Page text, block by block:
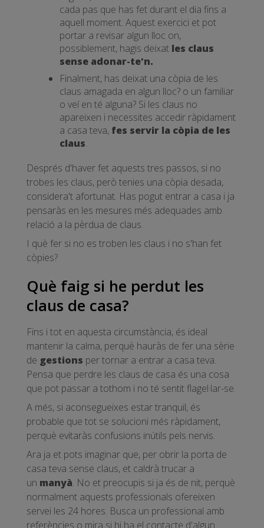
cada pas que has fet durant el dia fins a
aquell moment. Aquest exercici et pot
portar a revisar algun lloc on,
possiblement, hagis deixat les claus
sense adonar-te'n.
Finalment, has deixat una còpia de les
claus amagada en algun lloc? o un familiar
o veí en té alguna? Si les claus no
apareixen i necessites accedir ràpidament
a casa teva, fes servir la còpia de les
claus.
Després d'haver fet aquests tres passos, si no
trobes les claus, però tenies una còpia desada,
considera't afortunat. Has pogut entrar a casa i ja
pensaràs en les mesures més adequades amb
relació a la pèrdua de claus.
I què fer si no es troben les claus i no s'han fet
còpies?
Què faig si he perdut les
claus de casa?
Fins i tot en aquesta circumstància, és ideal
mantenir la calma, perquè hauràs de fer una sèrie
de gestions per tornar a entrar a casa teva.
Pensa que perdre les claus de casa és una cosa
que pot passar a tothom i no té sentit flagel·lar-se.
A més, si aconsegueixes estar tranquil, és
probable que tot se solucioni més ràpidament,
perquè evitaràs confusions inútils pels nervis.
Ara ja et pots imaginar que, per obrir la porta de
casa teva sense claus, et caldrà trucar a
un manyà. No et preocupis si ja és de nit, perquè
normalment aquests professionals ofereixen
servei les 24 hores. Busca un professional amb
referències o mira si hi ha el contacte d'algun